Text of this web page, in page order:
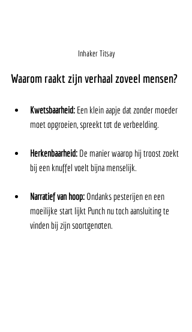
Inhaker Titsay
Waarom raakt zijn verhaal zoveel mensen?
Kwetsbaarheid: Een klein aapje dat zonder moeder
moet opgroeien, spreekt tot de verbeelding.
Herkenbaarheid: De manier waarop hij troost zoekt
bij een knuffel voelt bijna menselijk.
Narratief van hoop: Ondanks pesterijen en een
moeilijke start lijkt Punch nu toch aansluiting te
vinden bij zijn soortgenoten.